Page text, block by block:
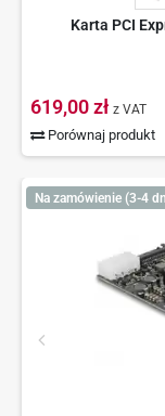
Karta PCI
619,00 zł z VAT
Porównaj produkt
Na zamówienie (3-4